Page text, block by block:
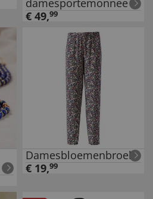
damesportemonnee
€ 49,99
Damesbloemenbroek
€ 19,99